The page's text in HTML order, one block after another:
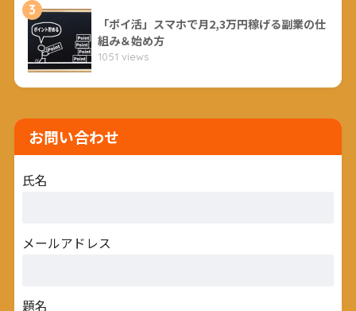
3
「ポイ活」スマホで月2,3万円稼げる副業の仕
組み＆始め方
1051 views
お問い合わせ
氏名
メールアドレス
題名